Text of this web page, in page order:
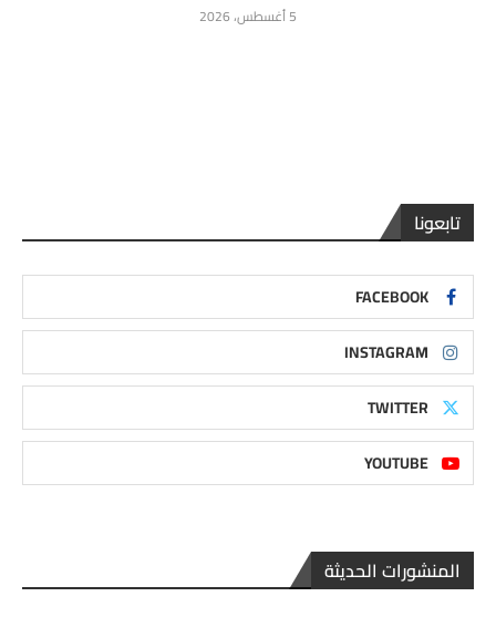
5 أغسطس، 2026
تابعونا
FACEBOOK
INSTAGRAM
TWITTER
YOUTUBE
المنشورات الحديثة